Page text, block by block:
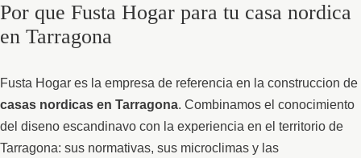
Por que Fusta Hogar para tu casa nordica
en Tarragona
Fusta Hogar es la empresa de referencia en la construccion de
casas nordicas en Tarragona. Combinamos el conocimiento
del diseno escandinavo con la experiencia en el territorio de
Tarragona: sus normativas, sus microclimas y las